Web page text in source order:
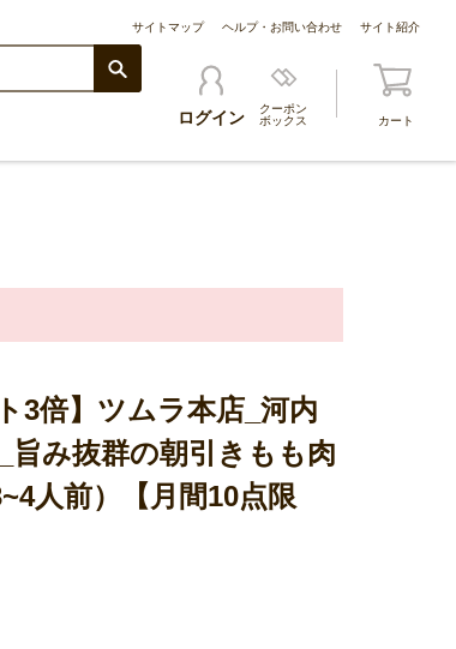
サイトマップ ヘルプ・お問い合わせ サイト紹介
ログイン
クーポン
ボックス
カート
3倍】ツムラ本店_河内
旨み抜群の朝引きもも肉
人前）【月間10点限